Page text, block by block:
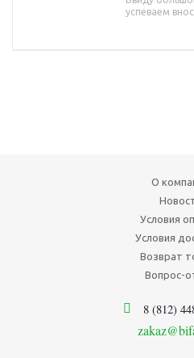
успеваем
О
Условия
Условия
Возврат
Вопрос-
8 (812)